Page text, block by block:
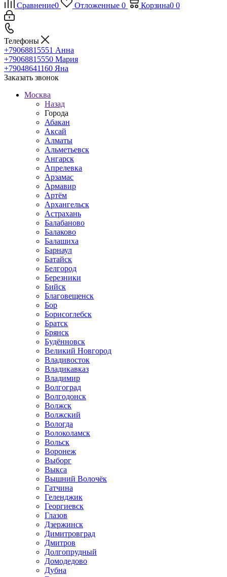
Сравнение0 Отложенные 0 Корзина0 0
Телефоны
+79068815551 Анна
+79068815550 Мария
+79048641160 Яна
Заказать звонок
Москва
Назад
Города
Абакан
Аксай
Алматы
Альметьевск
Ангарск
Апрелевка
Арзамас
Армавир
Артём
Архангельск
Астрахань
Балабаново
Балаково
Балашиха
Барнаул
Батайск
Белгород
Березники
Бийск
Благовещенск
Бор
Борисоглебск
Братск
Брянск
Будённовск
Великий Новгород
Владивосток
Владикавказ
Владимир
Волгоград
Волгодонск
Волжск
Волжский
Вологда
Волоколамск
Вольск
Воронеж
Выборг
Выкса
Вышний Волочёк
Гатчина
Геленджик
Георгиевск
Глазов
Дзержинск
Димитровград
Дмитров
Долгопрудный
Домодедово
Дубна